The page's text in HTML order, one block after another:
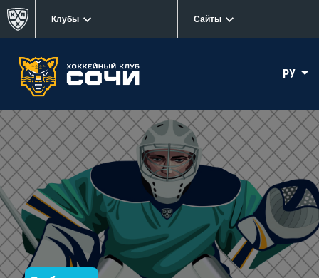
Клубы Сайты
РУ